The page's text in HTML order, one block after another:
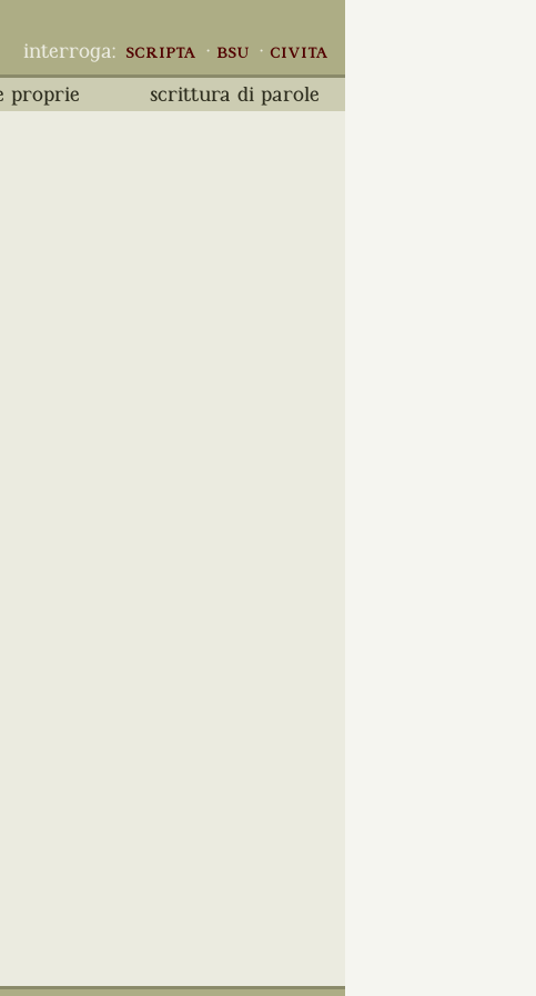
interroga: scripta · bsu · civita
proprie scrittura di parole